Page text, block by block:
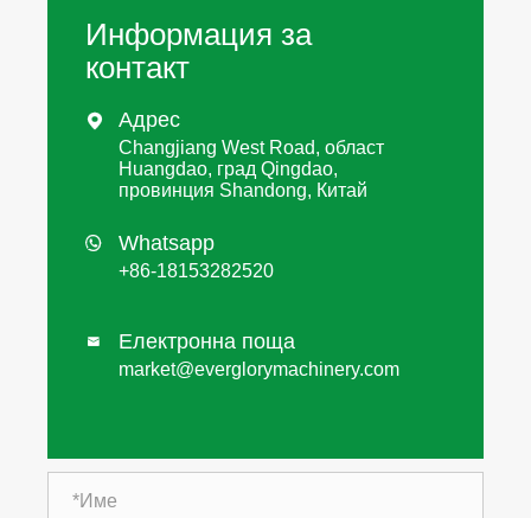
Информация за
контакт
 Адрес
Changjiang West Road, област
Huangdao, град Qingdao,
провинция Shandong, Китай
 Whatsapp
+86-18153282520
 Електронна поща
market@everglorymachinery.com